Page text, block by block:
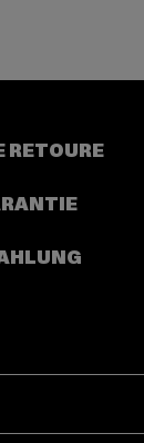
RETOURE